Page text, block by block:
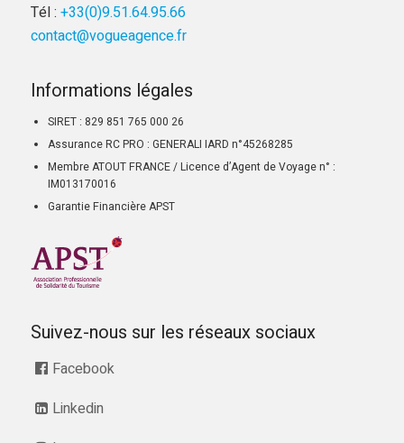
Tél : +33(0)9.51.64.95.66
contact@vogueagence.fr
Informations légales
SIRET : 829 851 765 000 26
Assurance RC PRO : GENERALI IARD n°45268285
Membre ATOUT FRANCE / Licence d’Agent de Voyage n° :
IM013170016
Garantie Financière APST
Suivez-nous sur les réseaux sociaux
Facebook
Linkedin